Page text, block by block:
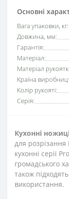
Основні
Вага упаковки, кг:
Довжина, мм:
Гарантія:
Матеріал:
Матеріал
Країна
Колір рукояті:
Серія:
Кухонні
для розрізання
кухонні серії
громадського
також
використання.